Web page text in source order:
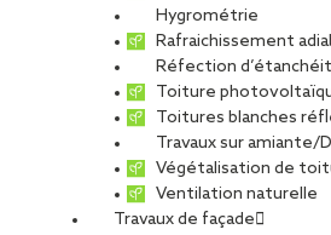
Hygrométrie
Rafraichissement
Réfection
Toiture
Toitures blanches
Travaux sur amiante/
Végétalisation de
Ventilation naturelle
Travaux de façade
#2 – 13
PARTAGER
09 octobre 2023